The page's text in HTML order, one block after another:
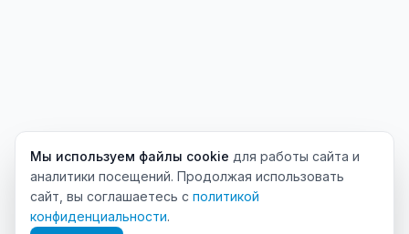
Мы используем файлы cookie для работы сайта и
аналитики посещений. Продолжая использовать
сайт, вы соглашаетесь с политикой
конфиденциальности.